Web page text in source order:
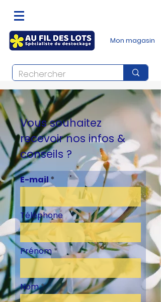
Mon magasin
Vous souhaitez
recevoir nos infos &
conseils ?
E-mail
Téléphone
Prénom
Nom